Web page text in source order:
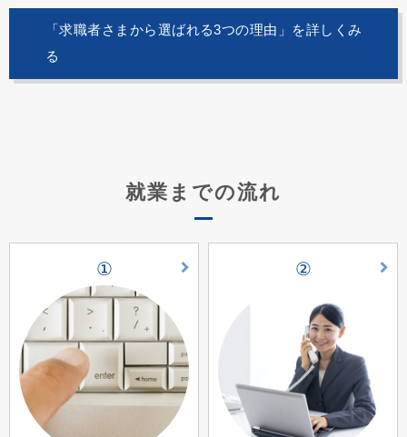
「求職者さまから選ばれる3つの理由」を詳しくみ
る
就業までの流れ
① ②